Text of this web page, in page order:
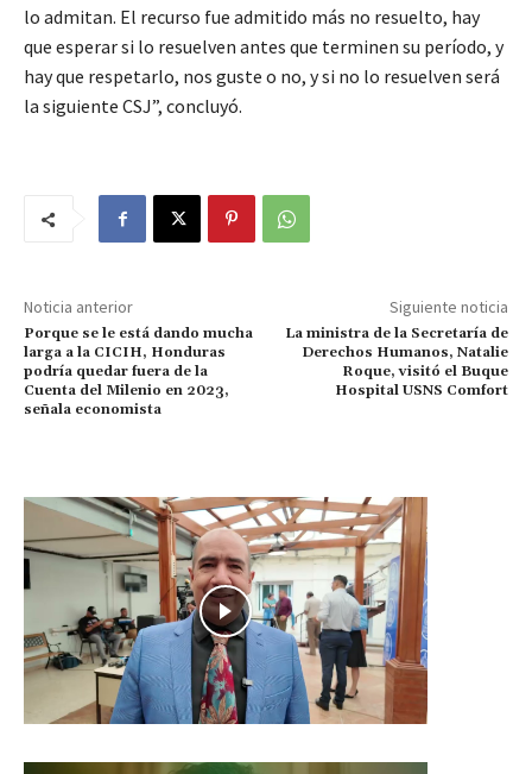
lo admitan. El recurso fue admitido más no resuelto, hay
que esperar si lo resuelven antes que terminen su período, y
hay que respetarlo, nos guste o no, y si no lo resuelven será
la siguiente CSJ”, concluyó.
Noticia anterior
Porque se le está dando mucha
larga a la CICIH, Honduras
podría quedar fuera de la
Cuenta del Milenio en 2023,
señala economista
Siguiente noticia
La ministra de la Secretaría de
Derechos Humanos, Natalie
Roque, visitó el Buque
Hospital USNS Comfort